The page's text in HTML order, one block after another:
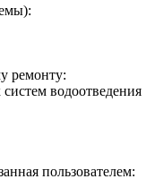
ремонту:
водоотведения
пользователем: